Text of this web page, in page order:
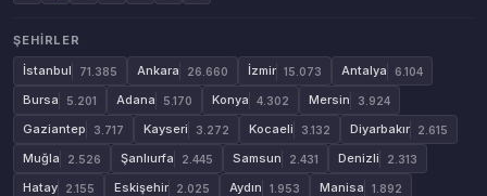
ŞEHIRLER
İstanbul
71.385 Ankara 26.660 İzmir 15.073 Antalya 6.104
Bursa 5.201 Adana 5.170 Konya 4.302 Mersin 3.924
Gaziantep 3.717 Kayseri 3.272 Kocaeli 3.132 Diyarbakır 2.615
Muğla 2.526 Şanlıurfa 2.445 Samsun 2.431 Denizli 2.313
Hatay 2.155 Eskişehir 2.025 Aydın 1.953 Manisa 1.892